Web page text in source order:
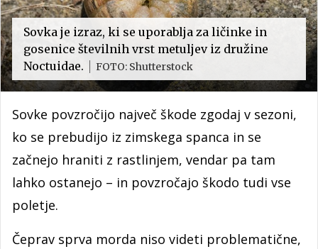
Sovka je izraz, ki se uporablja za ličinke in
gosenice številnih vrst metuljev iz družine
Noctuidae.
FOTO: Shutterstock
Sovke povzročijo največ škode zgodaj v sezoni,
ko se prebudijo iz zimskega spanca in se
začnejo hraniti z rastlinjem, vendar pa tam
lahko ostanejo – in povzročajo škodo tudi vse
poletje.
Čeprav sprva morda niso videti problematične,